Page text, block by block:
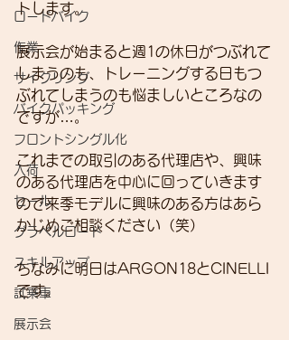
ロードバイク
作業
サイクリング
バイクパッキング
フロントシングル化
入荷
セール
グラベルロード
スキルアップ
試乗車
展示会
トします。
展示会が始まると週1の休日がつぶれて
しまうのも、トレーニングする日もつ
ぶれてしまうのも悩ましいところなの
ですが…。
これまでの取引のある代理店や、興味
のある代理店を中心に回っていきます
ので来季モデルに興味のある方はあら
かじめご相談ください（笑）
ちなみに明日はARGON18とCINELLI
です。